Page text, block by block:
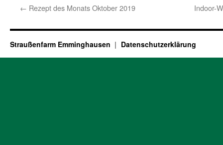
← Rezept des Monats Oktober 2019 Indoor-
Straußenfarm Emminghausen Datenschutzerklärung